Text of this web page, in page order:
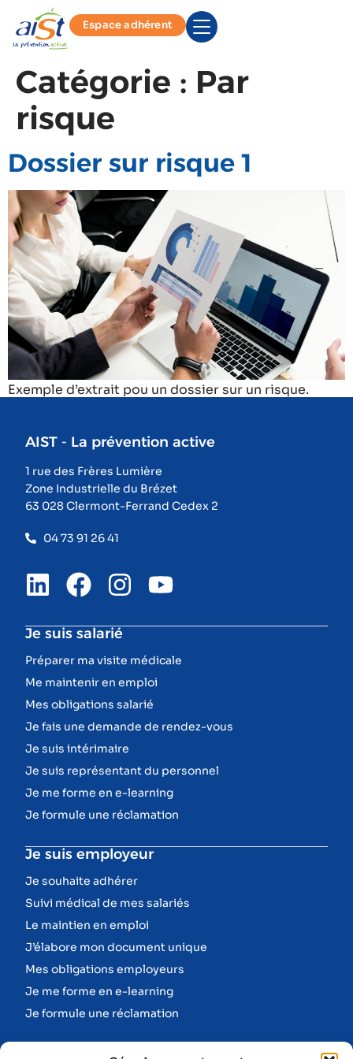
Espace adhérent
Catégorie : Par
risque
Dossier sur risque 1
Exemple d’extrait pou un dossier sur un risque.
AIST - La prévention active
1 rue des Frères Lumière
Zone Industrielle du Brézet
63 028 Clermont-Ferrand Cedex 2
04 73 91 26 41
Je suis salarié
Préparer ma visite médicale
Me maintenir en emploi
Mes obligations salarié
Je fais une demande de rendez-vous
Je suis intérimaire
Je suis représentant du personnel
Je me forme en e-learning
Je formule une réclamation
Je suis employeur
Je souhaite adhérer
Suivi médical de mes salariés
Le maintien en emploi
J’élabore mon document unique
Mes obligations employeurs
Je me forme en e-learning
Je formule une réclamation
Informations